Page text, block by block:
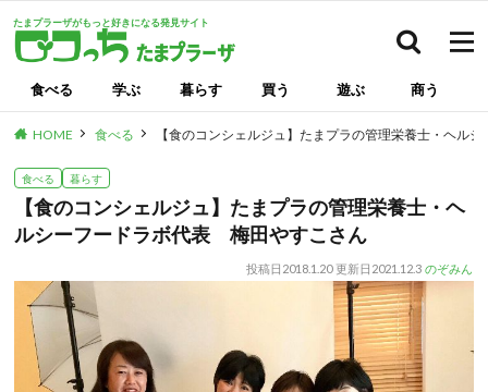
たまプラーザがもっと好きになる発見サイト
食べる 学ぶ 暮らす 買う 遊ぶ 商う
HOME 食べる 【食のコンシェルジュ】たまプラの管理栄養士・ヘル
食べる 暮らす
【食のコンシェルジュ】たまプラの管理栄養士・ヘ
ルシーフードラボ代表 梅田やすこさん
投稿日 2018.1.20 更新日 2021.12.3 のぞみん